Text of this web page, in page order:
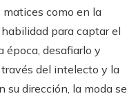
como en la
para captar el
época, desafiarlo y
del intelecto y la
su dirección, la moda se